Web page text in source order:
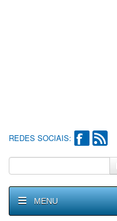
REDES SOCIAIS:
MENU